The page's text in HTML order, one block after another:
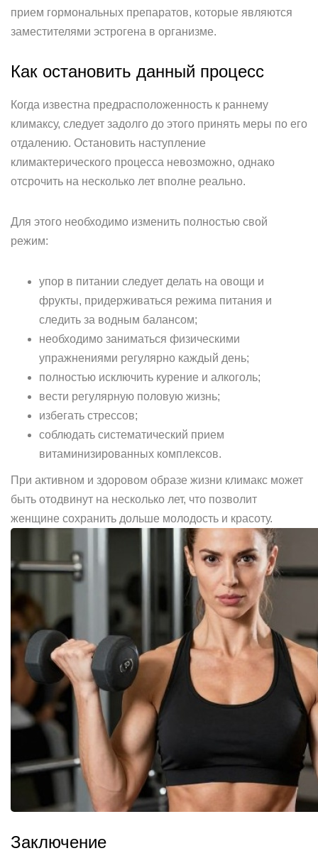
прием гормональных препаратов, которые являются
заместителями эстрогена в организме.
Как остановить данный процесс
Когда известна предрасположенность к раннему
климаксу, следует задолго до этого принять меры по его
отдалению. Остановить наступление
климактерического процесса невозможно, однако
отсрочить на несколько лет вполне реально.
Для этого необходимо изменить полностью свой
режим:
упор в питании следует делать на овощи и
фрукты, придерживаться режима питания и
следить за водным балансом;
необходимо заниматься физическими
упражнениями регулярно каждый день;
полностью исключить курение и алкоголь;
вести регулярную половую жизнь;
избегать стрессов;
соблюдать систематический прием
витаминизированных комплексов.
При активном и здоровом образе жизни климакс может
быть отодвинут на несколько лет, что позволит
женщине сохранить дольше молодость и красоту.
Заключение